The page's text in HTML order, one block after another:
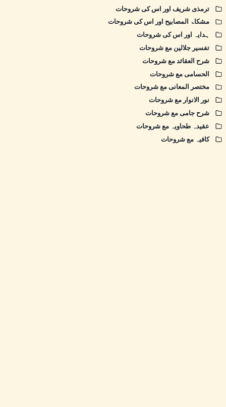
ترمذی شریف اور اس کی شروحات
مشکاۃ المصابیح اور اس کی شروحات
ہدایہ اور اس کی شروحات
تفسیر جلالین مع شروحات
شرح العقائد مع شروحات
الحسامی مع شروحات
مختصر المعانی مع شروحات
نور الانوار مع شروحات
شرح جامی مع شروحات
عقیدہ طحاویہ مع شروحات
کافیہ مع شروحات